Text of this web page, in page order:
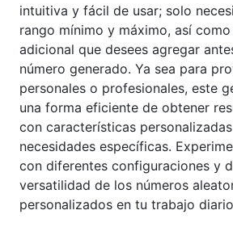
intuitiva y fácil de usar; solo
rango mínimo y máximo, así
adicional que desees agregar
número generado. Ya sea para
personales o profesionales, este
una forma eficiente de obtener
con características
necesidades específicas.
con diferentes configuraciones y
versatilidad de los números
personalizados en tu trabajo